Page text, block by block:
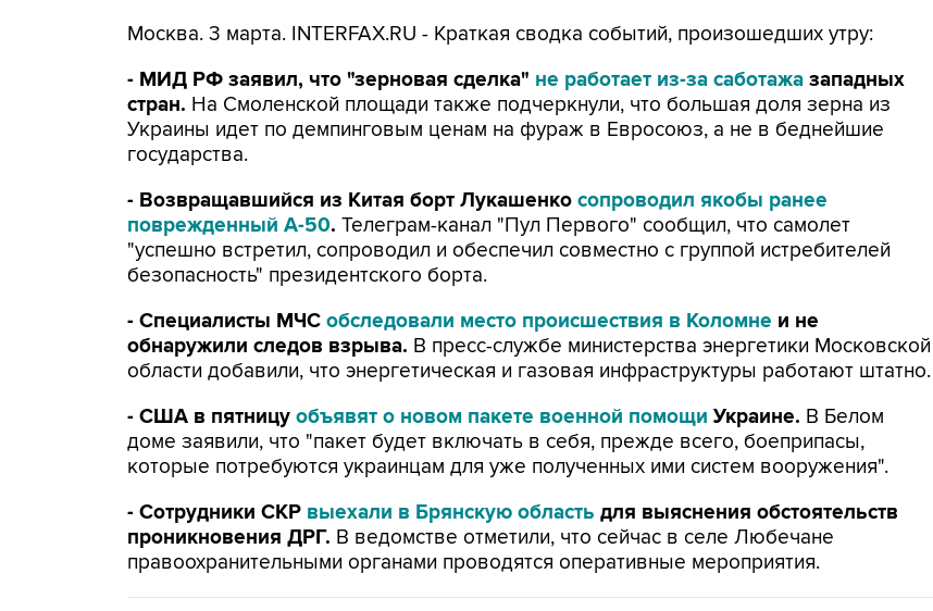
Москва. 3 марта. INTERFAX.RU - Краткая сводка событий, произошедших утру:
- МИД РФ заявил, что "зерновая сделка" не работает из-за саботажа западных
стран. На Смоленской площади также подчеркнули, что большая доля зерна из
Украины идет по демпинговым ценам на фураж в Евросоюз, а не в беднейшие
государства.
- Возвращавшийся из Китая борт Лукашенко сопроводил якобы ранее
поврежденный А-50. Телеграм-канал "Пул Первого" сообщил, что самолет
"успешно встретил, сопроводил и обеспечил совместно с группой истребителей
безопасность" президентского борта.
- Специалисты МЧС обследовали место происшествия в Коломне и не
обнаружили следов взрыва. В пресс-службе министерства энергетики Московской
области добавили, что энергетическая и газовая инфраструктуры работают штатно.
- США в пятницу объявят о новом пакете военной помощи Украине. В Белом
доме заявили, что "пакет будет включать в себя, прежде всего, боеприпасы,
которые потребуются украинцам для уже полученных ими систем вооружения".
- Сотрудники СКР выехали в Брянскую область для выяснения обстоятельств
проникновения ДРГ. В ведомстве отметили, что сейчас в селе Любечане
правоохранительными органами проводятся оперативные мероприятия.